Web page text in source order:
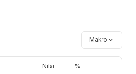
Makro
Nilai %